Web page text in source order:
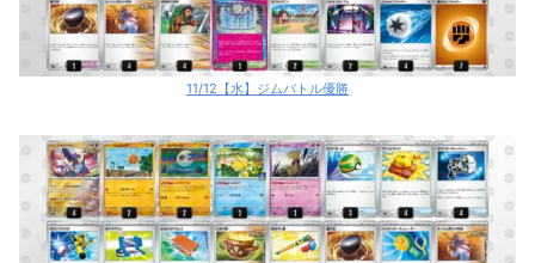
11/12【水】ジムバトル優勝